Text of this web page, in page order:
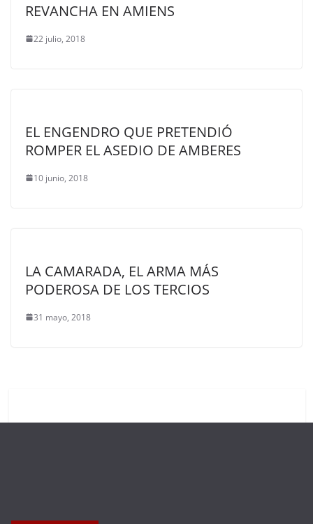
REVANCHA EN AMIENS
22 julio, 2018
EL ENGENDRO QUE PRETENDIÓ
ROMPER EL ASEDIO DE AMBERES
10 junio, 2018
LA CAMARADA, EL ARMA MÁS
PODEROSA DE LOS TERCIOS
31 mayo, 2018